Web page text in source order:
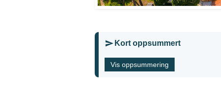
Kort oppsummert
Vis oppsummering